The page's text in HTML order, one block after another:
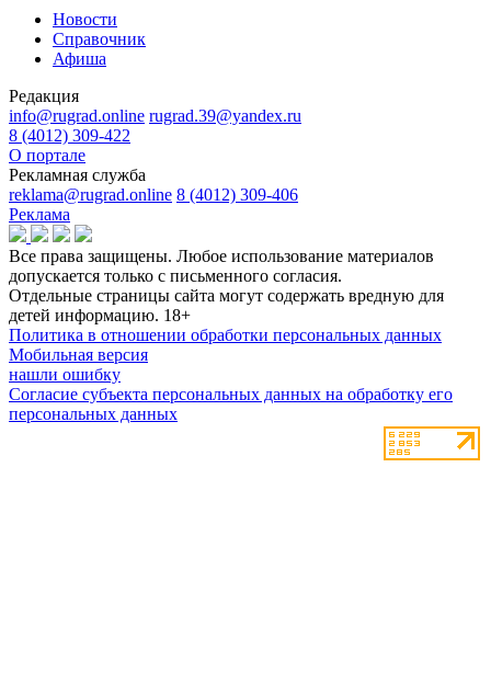
Новости
Справочник
Афиша
Редакция
info@rugrad.online rugrad.39@yandex.ru
8 (4012) 309-422
О портале
Рекламная служба
reklama@rugrad.online 8 (4012) 309-406
Реклама
Все права защищены. Любое использование материалов
допускается только с письменного согласия.
Отдельные страницы сайта могут содержать вредную для
детей информацию. 18+
Политика в отношении обработки персональных данных
Мобильная версия
нашли ошибку
Согласие субъекта персональных данных на обработку его
персональных данных